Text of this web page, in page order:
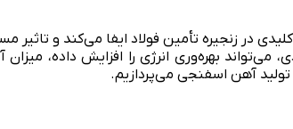
در زنجیره تأمین فولاد ایفا می‌کند و تاثیر
بهره‌وری انرژی را افزایش داده،
آهن اسفنجی می‌پردازیم.